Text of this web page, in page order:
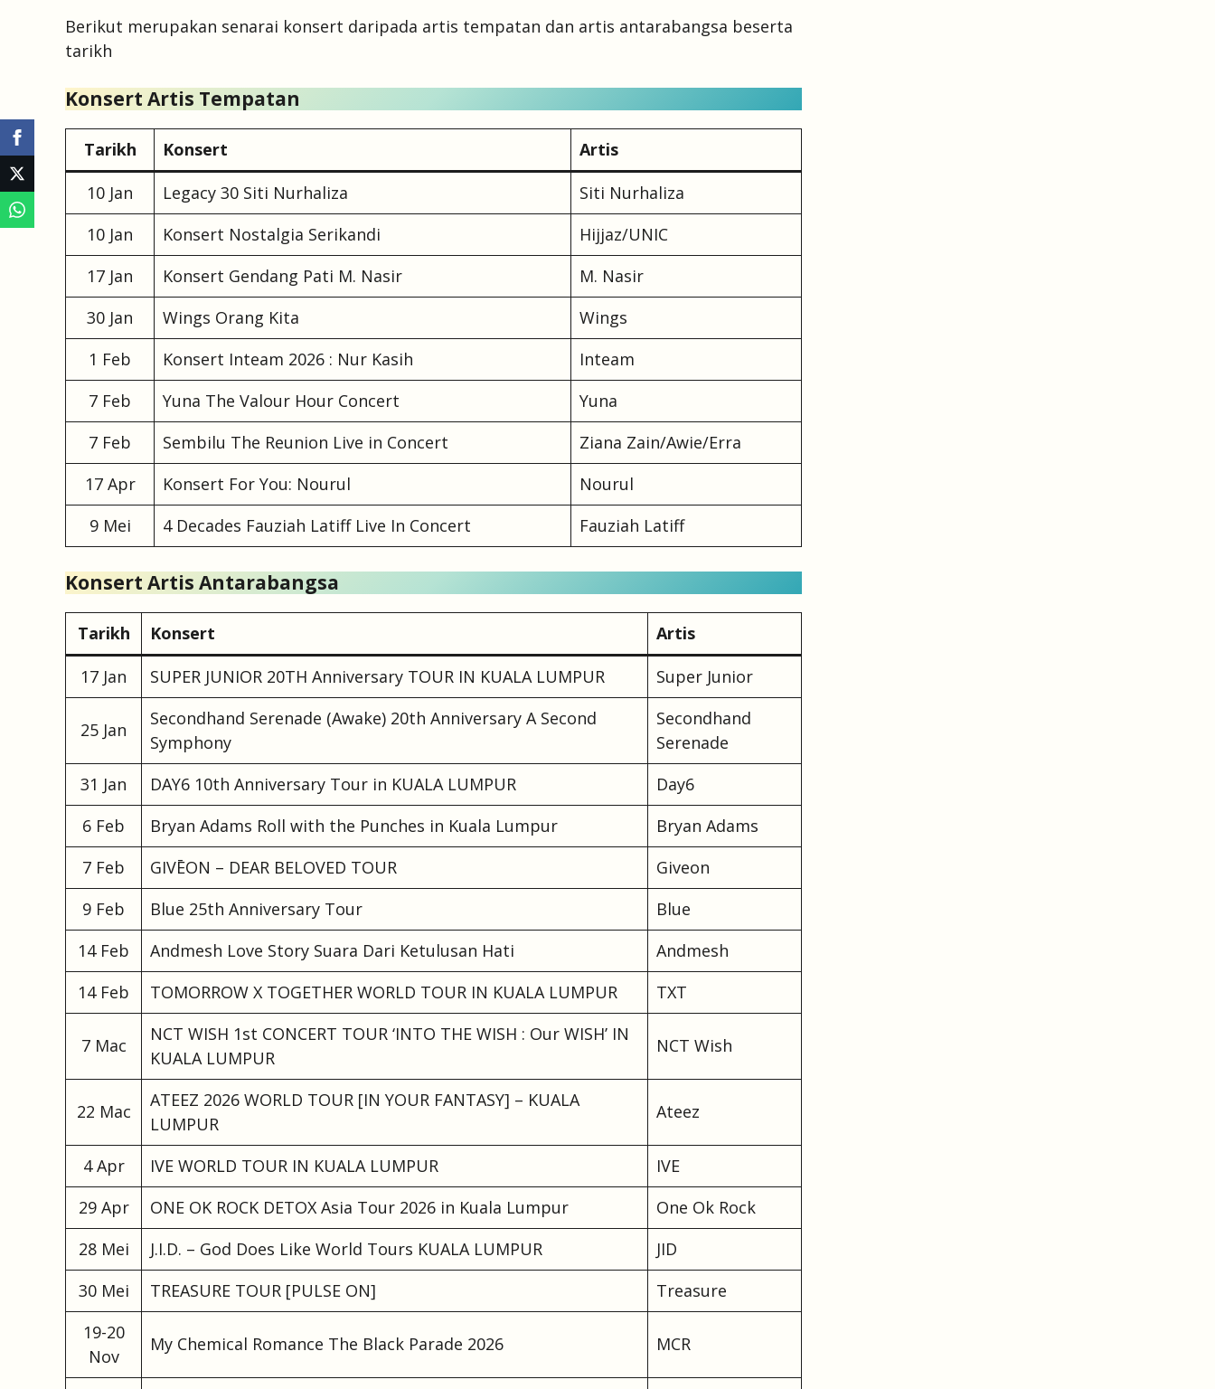
Berikut merupakan senarai konsert daripada artis tempatan dan artis antarabangsa beserta
tarikh
Konsert Artis Tempatan
Tarikh Konsert
Artis
10 Jan
Legacy 30 Siti Nurhaliza
Siti Nurhaliza
10 Jan
Konsert Nostalgia Serikandi
Hijjaz/UNIC
17 Jan
Konsert Gendang Pati M. Nasir
M. Nasir
30 Jan
Wings Orang Kita
Wings
1 Feb
Konsert Inteam 2026 : Nur Kasih
Inteam
7 Feb
Yuna The Valour Hour Concert
Yuna
7 Feb
Sembilu The Reunion Live in Concert
Ziana Zain/Awie/Erra
17 Apr
Konsert For You: Nourul
Nourul
9 Mei
4 Decades Fauziah Latiff Live In Concert Fauziah Latiff
Konsert Artis Antarabangsa
Tarikh Konsert
Artis
17 Jan
SUPER JUNIOR 20TH Anniversary TOUR IN KUALA LUMPUR Super Junior
25 Jan
Secondhand Serenade (Awake) 20th Anniversary A Second
Symphony
Secondhand
Serenade
31 Jan
DAY6 10th Anniversary Tour in KUALA LUMPUR
Day6
6 Feb
Bryan Adams Roll with the Punches in Kuala Lumpur
Bryan Adams
7 Feb
GIVĒON – DEAR BELOVED TOUR
Giveon
9 Feb
Blue 25th Anniversary Tour
Blue
14 Feb
Andmesh Love Story Suara Dari Ketulusan Hati
Andmesh
14 Feb
TOMORROW X TOGETHER WORLD TOUR IN KUALA LUMPUR TXT
7 Mac
NCT WISH 1st CONCERT TOUR ‘INTO THE WISH : Our WISH’ IN
KUALA LUMPUR
NCT Wish
22 Mac
ATEEZ 2026 WORLD TOUR [IN YOUR FANTASY] – KUALA
LUMPUR
Ateez
4 Apr IVE WORLD TOUR IN KUALA LUMPUR
IVE
29 Apr
ONE OK ROCK DETOX Asia Tour 2026 in Kuala Lumpur
One Ok Rock
28 Mei
J.I.D. – God Does Like World Tours KUALA LUMPUR
JID
30 Mei
TREASURE TOUR [PULSE ON]
Treasure
19-20
Nov
My Chemical Romance The Black Parade 2026 MCR